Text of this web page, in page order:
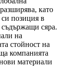
като
позиция в
съдържащи сяра.
на
стойност на
компанията
материали